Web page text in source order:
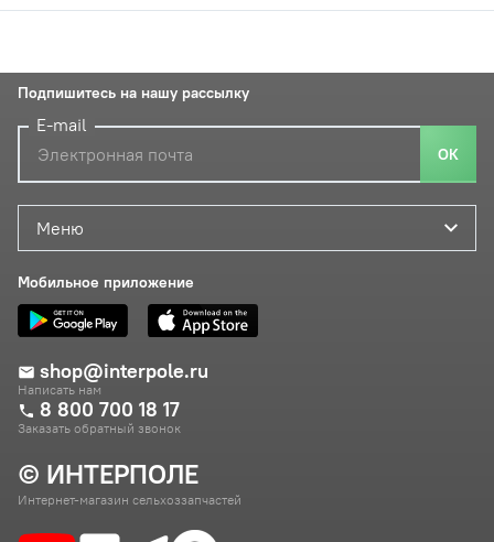
© ИНТЕРПОЛЕ
Интернет-магазин сельхоззапчастей
Меню
Мобильное приложение
shop@interpole.ru
Написать нам
8 800 700 18 17
Заказать обратный звонок
Подпишитесь на нашу рассылку
E-mail
ОК